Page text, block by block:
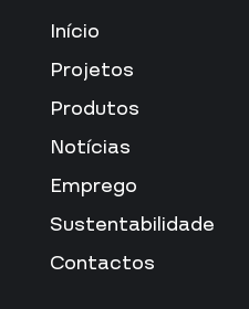
Início
Projetos
Produtos
Notícias
Emprego
Sustentabilidade
Contactos